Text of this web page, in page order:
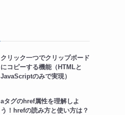
クリック一つでクリップボード
にコピーする機能（HTMLと
JavaScriptのみで実現）
aタグのhref属性を理解しよ
う！hrefの読み方と使い方は？